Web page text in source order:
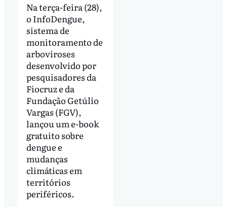
Na terça-feira (28),
o InfoDengue,
sistema de
monitoramento de
arboviroses
desenvolvido por
pesquisadores da
Fiocruz e da
Fundação Getúlio
Vargas (FGV),
lançou um e-book
gratuito sobre
dengue e
mudanças
climáticas em
territórios
periféricos.